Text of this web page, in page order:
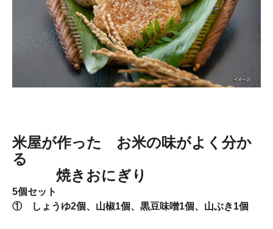
米屋が作った お米の味がよく分か
る
焼きおにぎり
5個セット
① しょうゆ2個、山椒1個、黒豆味噌1個、山ぶき1個